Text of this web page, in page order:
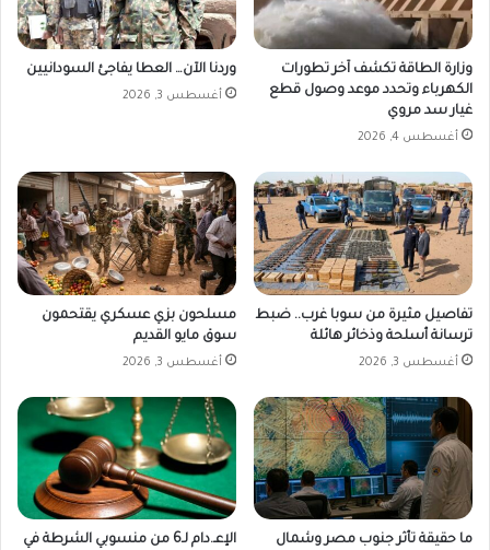
ت
ع
ب
ر
ا
إ
ن
ت
وزارة الطاقة تكشف آخر تطورات
الكهرباء وتحدد موعد وصول قطع
غيار سد مروي
أغسطس 4, 2026
وردنا الآن… العطا يفاجئ السودانيين
أغسطس 3, 2026
تفاصيل مثيرة من سوبا غرب.. ضبط
ترسانة أسلحة وذخائر هائلة
أغسطس 3, 2026
مسلحون بزي عسكري يقتحمون
سوق مايو القديم
أغسطس 3, 2026
ما حقيقة تأثر جنوب مصر وشمال
الإعـ.دام لـ6 من منسوبي الشرطة في